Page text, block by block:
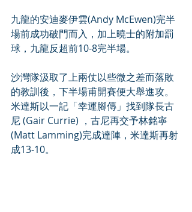
九龍的安迪麥伊雲(Andy McEwen)完半
場前成功破門而入，加上曉士的附加罰
球，九龍反超前10-8完半場。
沙灣隊汲取了上兩仗以些微之差而落敗
的教訓後，下半場甫開賽便大舉進攻。
米達斯以一記「幸運腳傳」找到隊長古
尼 (Gair Currie) ，古尼再交予林銘寧
(Matt Lamming)完成達陣，米達斯再射
成13-10。